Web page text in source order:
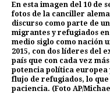
En esta imagen del 10 de
fotos de la canciller
discurso como parte de
migrantes y refugiados
medio siglo como nación
2015, con dos líderes del
país que con cada vez
potencia política europea
flujo de refugiados, lo
paciencia. (Foto AP/